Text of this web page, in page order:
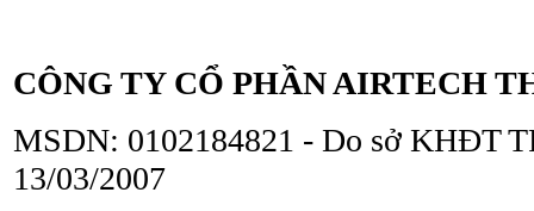
CÔNG TY CỔ PHẦN AIRTECH
MSDN: 0102184821 - Do sở KHĐT
13/03/2007